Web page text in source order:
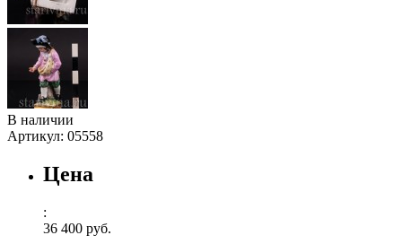
В наличии
Артикул: 05558
Цена
:
36 400 руб.